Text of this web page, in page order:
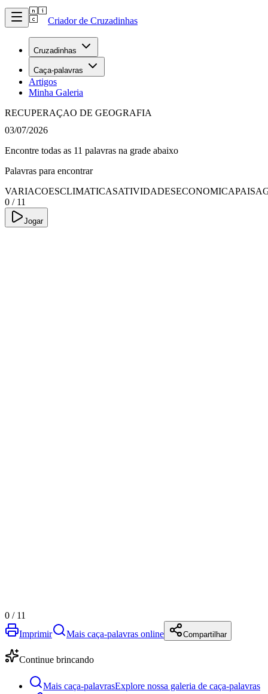
Criador de Cruzadinhas
Cruzadinhas
Caça-palavras
Artigos
Minha Galeria
RECUPERAÇAO DE GEOGRAFIA
03/07/2026
Encontre todas as 11 palavras na grade abaixo
Palavras para encontrar
VARIACOESCLIMATICASATIVIDADESECONOMICA
0 / 11
Jogar
0 / 11
Imprimir
Mais caça-palavras online Compartilhar
Continue brincando
Mais caça-palavrasExplore nossa galeria de caça-palavras